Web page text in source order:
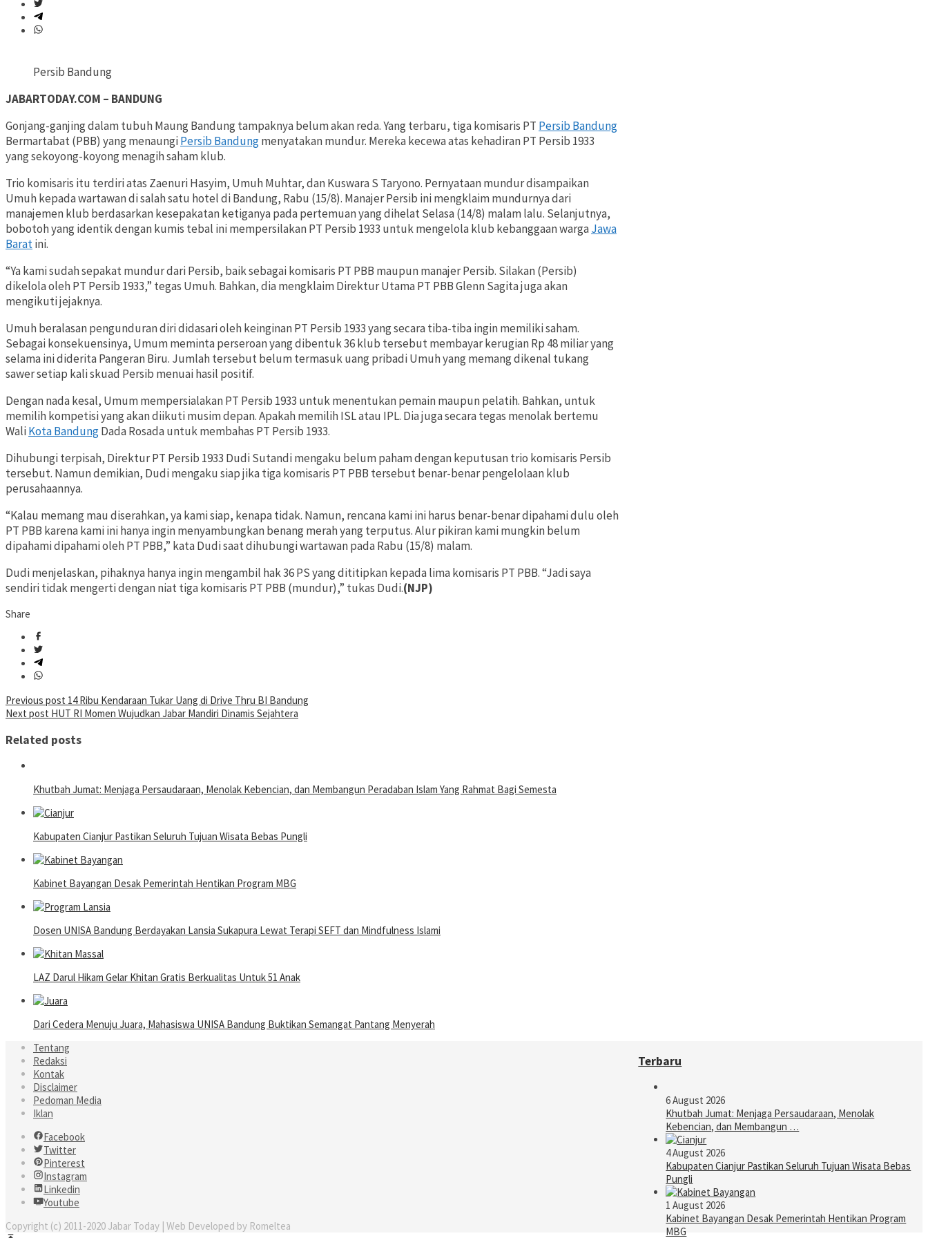
Persib Bandung
JABARTODAY.COM – BANDUNG
Gonjang-ganjing dalam tubuh Maung Bandung tampaknya belum akan reda. Yang terbaru, tiga komisaris PT Persib Bandung
Bermartabat (PBB) yang menaungiPersib Bandungmenyatakan mundur. Mereka kecewa atas kehadiran PT Persib 1933
yang sekoyong-koyong menagih saham klub.
Trio komisaris itu terdiri atas Zaenuri Hasyim, Umuh Muhtar, dan Kuswara S Taryono. Pernyataan mundur disampaikan
Umuh kepada wartawan di salah satu hotel di Bandung, Rabu (15/8). Manajer Persib ini mengklaim mundurnya dari
manajemen klub berdasarkan kesepakatan ketiganya pada pertemuan yang dihelat Selasa (14/8) malam lalu. Selanjutnya,
bobotoh yang identik dengan kumis tebal ini mempersilakan PT Persib 1933 untuk mengelola klub kebanggaan wargaJawa
Baratini.
“Ya kami sudah sepakat mundur dari Persib, baik sebagai komisaris PT PBB maupun manajer Persib. Silakan (Persib)
dikelola oleh PT Persib 1933,” tegas Umuh. Bahkan, dia mengklaim Direktur Utama PT PBB Glenn Sagita juga akan
mengikuti jejaknya.
Umuh beralasan pengunduran diri didasari oleh keinginan PT Persib 1933 yang secara tiba-tiba ingin memiliki saham.
Sebagai konsekuensinya, Umum meminta perseroan yang dibentuk 36 klub tersebut membayar kerugian Rp 48 miliar yang
selama ini diderita Pangeran Biru. Jumlah tersebut belum termasuk uang pribadi Umuh yang memang dikenal tukang
sawer setiap kali skuad Persib menuai hasil positif.
Dengan nada kesal, Umum mempersialakan PT Persib 1933 untuk menentukan pemain maupun pelatih. Bahkan, untuk
memilih kompetisi yang akan diikuti musim depan. Apakah memilih ISL atau IPL. Dia juga secara tegas menolak bertemu
WaliKota BandungDada Rosada untuk membahas PT Persib 1933.
Dihubungi terpisah, Direktur PT Persib 1933 Dudi Sutandi mengaku belum paham dengan keputusan trio komisaris Persib
tersebut. Namun demikian, Dudi mengaku siap jika tiga komisaris PT PBB tersebut benar-benar pengelolaan klub
perusahaannya.
“Kalau memang mau diserahkan, ya kami siap, kenapa tidak. Namun, rencana kami ini harus benar-benar dipahami dulu oleh
PT PBB karena kami ini hanya ingin menyambungkan benang merah yang terputus. Alur pikiran kami mungkin belum
dipahami dipahami oleh PT PBB,” kata Dudi saat dihubungi wartawan pada Rabu (15/8) malam.
Dudi menjelaskan, pihaknya hanya ingin mengambil hak 36 PS yang dititipkan kepada lima komisaris PT PBB. “Jadi saya
sendiri tidak mengerti dengan niat tiga komisaris PT PBB (mundur),” tukas Dudi.(NJP)
Share
Post
navigation
Previous post 14 Ribu Kendaraan Tukar Uang di Drive Thru BI Bandung
Next post HUT RI Momen Wujudkan Jabar Mandiri Dinamis Sejahtera
Related posts
Khutbah Jumat: Menjaga Persaudaraan, Menolak Kebencian, dan Membangun Peradaban Islam Yang Rahmat Bagi Semesta
Kabupaten Cianjur Pastikan Seluruh Tujuan Wisata Bebas Pungli
Kabinet Bayangan Desak Pemerintah Hentikan Program MBG
Dosen UNISA Bandung Berdayakan Lansia Sukapura Lewat Terapi SEFT dan Mindfulness Islami
LAZ Darul Hikam Gelar Khitan Gratis Berkualitas Untuk 51 Anak
Dari Cedera Menuju Juara, Mahasiswa UNISA Bandung Buktikan Semangat Pantang Menyerah
Terbaru
6 August 2026
Khutbah Jumat: Menjaga Persaudaraan, Menolak
Kebencian, dan Membangun …
4 August 2026
Kabupaten Cianjur Pastikan Seluruh Tujuan Wisata Bebas
Pungli
1 August 2026
Kabinet Bayangan Desak Pemerintah Hentikan Program
MBG
Tentang
Redaksi
Kontak
Disclaimer
Pedoman Media
Iklan
Facebook
Twitter
Pinterest
Instagram
Linkedin
Youtube
Copyright (c) 2011-2020 Jabar Today | Web Developed by Romeltea